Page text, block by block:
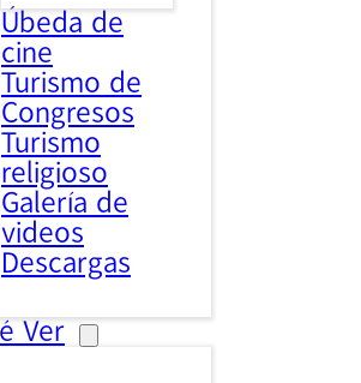
Úbeda de
cine
Turismo de
Congresos
Turismo
religioso
Galería de
videos
Descargas
Ver